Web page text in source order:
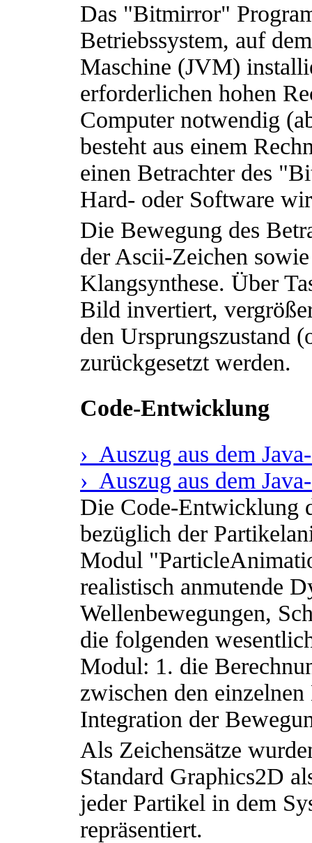
Das "Bitmirror"
Betriebssystem, auf
Maschine (JVM)
erforderlichen hohen
Computer notwendig
besteht aus einem
einen Betrachter des
Hard- oder Software
Die Bewegung des
der Ascii-Zeichen
Klangsynthese. Über
Bild invertiert,
den Ursprungszustand
zurückgesetzt werden.
Code-Entwicklung
› Auszug aus dem
› Auszug aus dem
Die Code-Entwicklung
bezüglich der
Modul
realistisch anmutende
Wellenbewegungen,
die folgenden
Modul: 1. die
zwischen den
Integration der
Als Zeichensätze
Standard Graphics2D
jeder Partikel in dem
repräsentiert.